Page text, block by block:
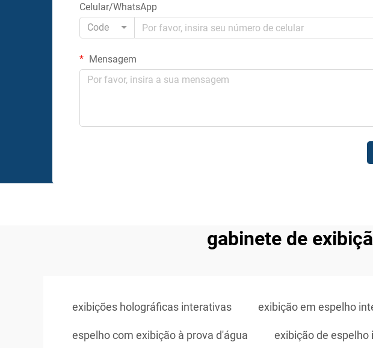
Celular/WhatsApp
Code
Mensagem
gabinete de
exibições holográficas interativas exibição em espelho
espelho com exibição à prova d'água exibição de espelho